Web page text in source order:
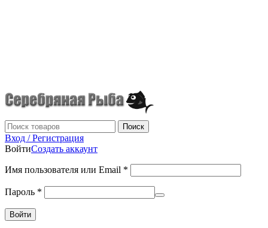
Поиск
Вход / Регистрация
ВойтиСоздать аккаунт
Имя пользователя или Email *
Пароль *
Войти